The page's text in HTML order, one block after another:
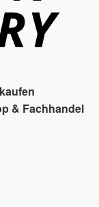
& Fachhandel